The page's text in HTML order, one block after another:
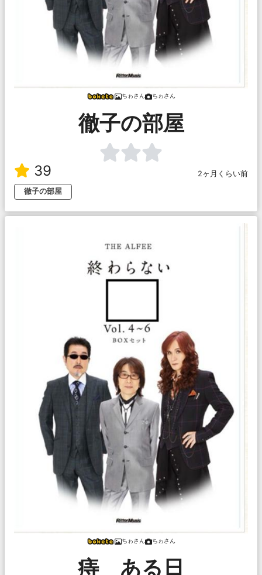
ちゎさん ちゎさん
徹子の部屋
39
2ヶ月くらい前
徹子の部屋
ちゎさん ちゎさん
痔 ある日